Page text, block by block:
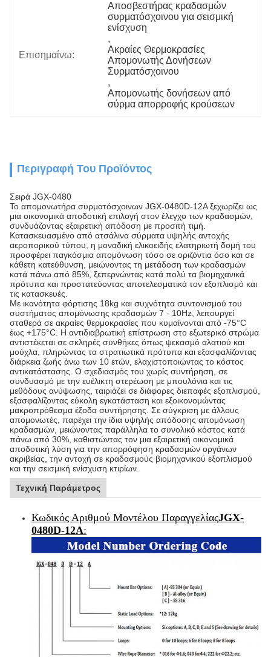
Επισημαίνω:
Αποσβεστήρας κραδασμών
συρματόσχοινου για σεισμική
ενίσχυση
,
Ακραίες Θερμοκρασίες
Απομονωτής Δονήσεων
Συρματόσχοινου
,
Απομονωτής δονήσεων από
σύρμα απορροφής κρούσεων
Περιγραφή Του Προϊόντος
Σειρά JGX-0480
Το απομονωτήρα συρματόσχοινων JGX-0480D-12A ξεχωρίζει ως
μια οικονομικά αποδοτική επιλογή στον έλεγχο των κραδασμών,
συνδυάζοντας εξαιρετική απόδοση με προσιτή τιμή.
Κατασκευασμένο από ατσάλινα σύρματα υψηλής αντοχής
αεροπορικού τύπου, η μοναδική ελικοειδής ελατηριωτή δομή του
προσφέρει παγκόσμια απομόνωση τόσο σε οριζόντια όσο και σε
κάθετη κατεύθυνση, μειώνοντας τη μετάδοση των κραδασμών
κατά πάνω από 85%, ξεπερνώντας κατά πολύ τα βιομηχανικά
πρότυπα και προστατεύοντας αποτελεσματικά τον εξοπλισμό και
τις κατασκευές.​
Με ικανότητα φόρτισης 18kg και συχνότητα συντονισμού του
συστήματος απομόνωσης κραδασμών 7 - 10Hz, λειτουργεί
σταθερά σε ακραίες θερμοκρασίες που κυμαίνονται από -75°C
έως +175°C. Η αντιδιαβρωτική επίστρωση στο εξωτερικό στρώμα
αντιστέκεται σε σκληρές συνθήκες όπως ψεκασμό αλατιού και
μούχλα, πληρώντας τα στρατιωτικά πρότυπα και εξασφαλίζοντας
διάρκεια ζωής άνω των 10 ετών, ελαχιστοποιώντας το κόστος
αντικατάστασης. Ο σχεδιασμός του χωρίς συντήρηση, σε
συνδυασμό με την ευέλικτη στερέωση με μπουλόνια και τις
μεθόδους ανύψωσης, ταιριάζει σε διάφορες διεπαφές εξοπλισμού,
εξασφαλίζοντας εύκολη εγκατάσταση και εξοικονομώντας
μακροπρόθεσμα έξοδα συντήρησης. Σε σύγκριση με άλλους
απομονωτές, παρέχει την ίδια υψηλής απόδοσης απομόνωση
κραδασμών, μειώνοντας παράλληλα το συνολικό κόστος κατά
πάνω από 30%, καθιστώντας τον μια εξαιρετική οικονομικά
αποδοτική λύση για την απορρόφηση κραδασμών οργάνων
ακριβείας, την αντοχή σε κραδασμούς βιομηχανικού εξοπλισμού
και την σεισμική ενίσχυση κτιρίων.
Τεχνική Παράμετρος
Κωδικός Αριθμού Μοντέλου ΠαραγγελίαςJGX-
0480D-12A: